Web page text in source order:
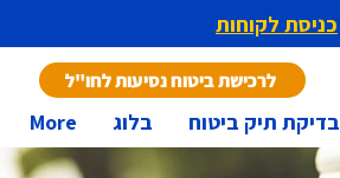
כניסת לקוחות
לרכישת ביטוח נסיעות לחו"ל
בדיקת תיק ביטוח בלוג More